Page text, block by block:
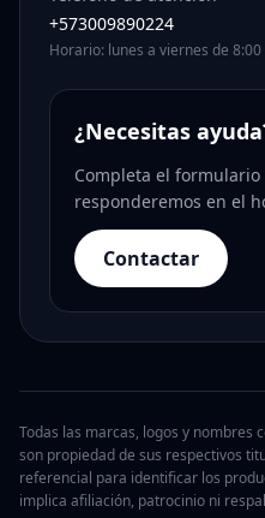
+573009890224
Horario: lunes a viernes de 8:00
¿Necesitas
Completa el formulario
responderemos en el
Contactar
Todas las marcas, logos y nombres
son propiedad de sus respectivos
referencial para identificar los
implica afiliación, patrocinio ni